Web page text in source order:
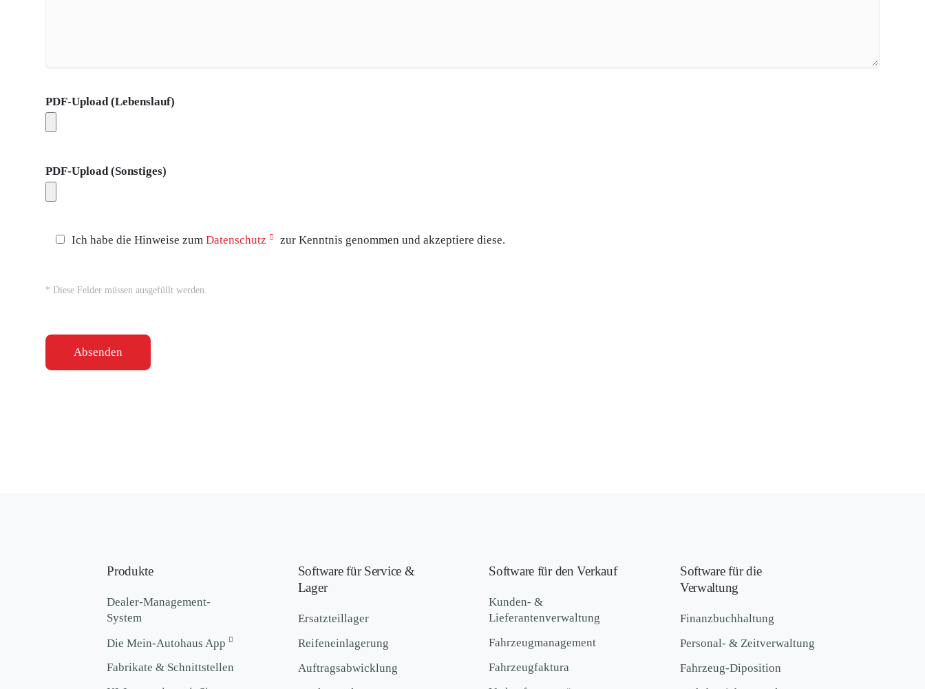
PDF-Upload (Lebenslauf)
PDF-Upload (Sonstiges)
Ich habe die Hinweise zumDatenschutz zur Kenntnis genommen und akzeptiere diese.
* Diese Felder müssen ausgefüllt werden.
Absenden
Produkte
Dealer-Management-
System
Die Mein-Autohaus App
Fabrikate & Schnittstellen
Software für Service &
Lager
Ersatzteillager
Reifeneinlagerung
Auftragsabwicklung
Software für den Verkauf
Kunden- &
Lieferantenverwaltung
Fahrzeugmanagement
Fahrzeugfaktura
Software für die
Verwaltung
Finanzbuchhaltung
Personal- & Zeitverwaltung
Fahrzeug-Diposition